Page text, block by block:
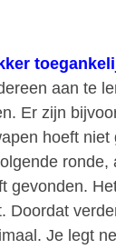
aan te
Er zijn
hoeft
ronde,
gevonden.
Doordat
Je legt